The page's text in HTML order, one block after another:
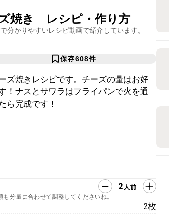
焼き レシピ・作り方
分かりやすいレシピ動画で紹介しています。
保存608件
ズ焼きレシピです。チーズの量はお好
！ナスとサワラはフライパンで火を通
ら完成です！
2 人前
分量に合わせて調整してくださいね。
2枚